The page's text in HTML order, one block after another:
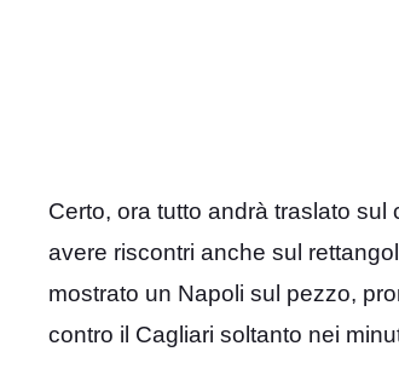
Certo, ora tutto andrà traslato
avere riscontri anche sul
mostrato un Napoli sul pezzo,
contro il Cagliari soltanto nei